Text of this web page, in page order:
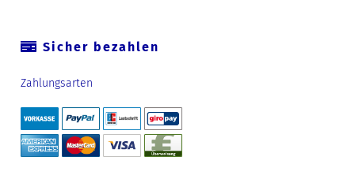
Sicher bezahlen
Zahlungsarten